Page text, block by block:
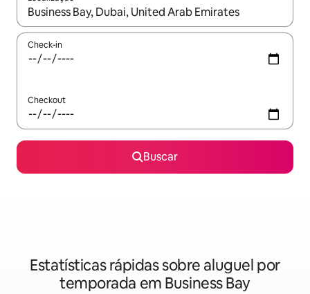
Quando os resultados estiverem disponíveis, explore-os
Check-in
Checkout
Buscar
Estatísticas rápidas sobre aluguel por
temporada em Business Bay